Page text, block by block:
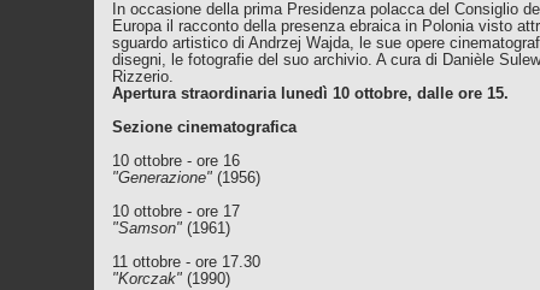
In occasione della prima Presidenza polacca del Consiglio
Europa il racconto della presenza ebraica in Polonia visto
sguardo artistico di Andrzej Wajda, le sue opere
disegni, le fotografie del suo archivio. A cura di Danièle
Rizzerio.
Apertura straordinaria lunedì 10 ottobre, dalle ore 15.
Sezione cinematografica
10 ottobre - ore 16
"Generazione" (1956)
10 ottobre - ore 17
"Samson" (1961)
11 ottobre - ore 17.30
"Korczak" (1990)